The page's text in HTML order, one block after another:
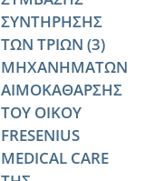
ΣΥΝΤΗΡΗΣΗΣ
ΤΩΝ ΤΡΙΩΝ (3)
ΜΗΧΑΝΗΜΑΤΩΝ
ΑΙΜΟΚΑΘΑΡΣΗΣ
ΤΟΥ ΟΙΚΟΥ
FRESENIUS
MEDICAL CARE